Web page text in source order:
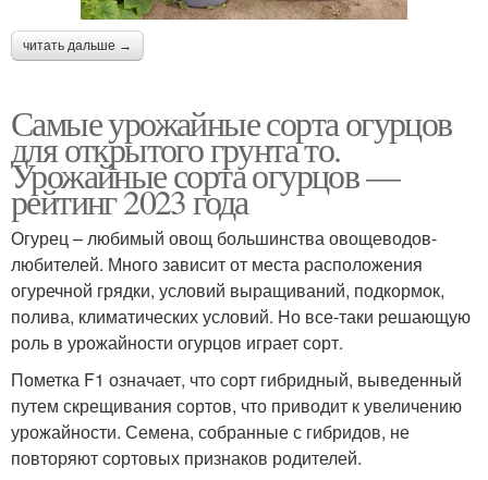
читать дальше →
Самые урожайные сорта огурцов
для открытого грунта то.
Урожайные сорта огурцов —
рейтинг 2023 года
Огурец – любимый овощ большинства овощеводов-
любителей. Много зависит от места расположения
огуречной грядки, условий выращиваний, подкормок,
полива, климатических условий. Но все-таки решающую
роль в урожайности огурцов играет сорт.
Пометка F1 означает, что сорт гибридный, выведенный
путем скрещивания сортов, что приводит к увеличению
урожайности. Семена, собранные с гибридов, не
повторяют сортовых признаков родителей.